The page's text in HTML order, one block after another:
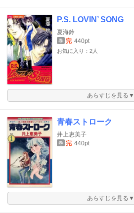
P.S. LOVIN’ SONG
夏海鈴
巻 完 440pt
お気に入り：2人
あらすじを見る▼
青春ストローク
井上恵美子
巻 完 440pt
あらすじを見る▼